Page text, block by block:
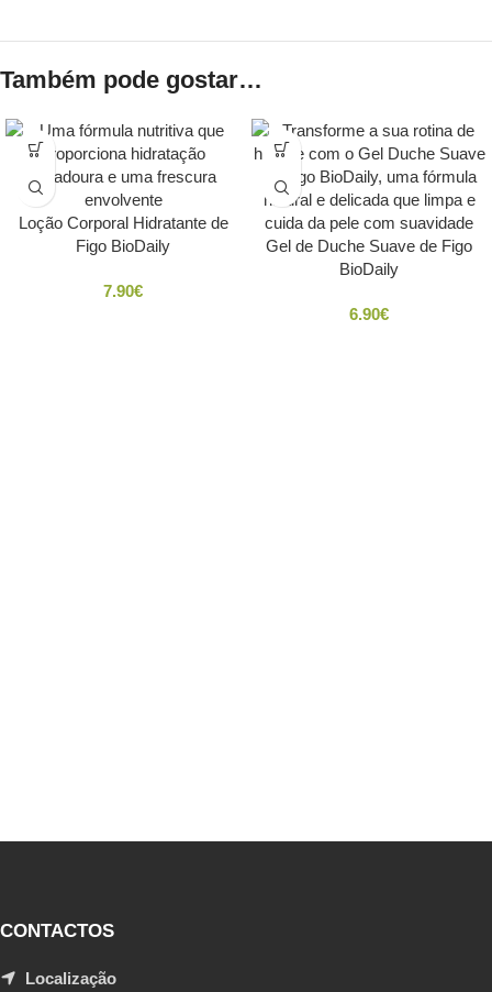
Também pode gostar…
Loção Corporal Hidratante de
Figo BioDaily
7.90€
Gel de Duche Suave de Figo
BioDaily
6.90€
CONTACTOS
Localização